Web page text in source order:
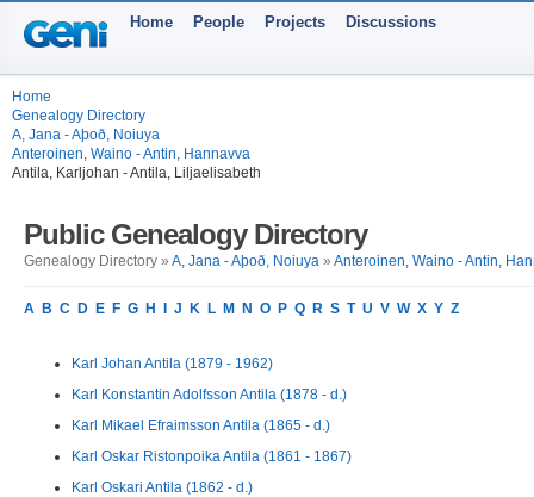
Home People Projects Discussions
Home
Genealogy Directory
A, Jana - Aþoð, Noiuya
Anteroinen, Waino - Antin, Hannavva
Antila, Karljohan - Antila, Liljaelisabeth
Public Genealogy Directory
Genealogy Directory » A, Jana - Aþoð, Noiuya » Anteroinen, Waino - Antin,
A B C D E F G H J K L M N O P Q R S T U V W X Y Z
Karl Johan Antila (1879 - 1962)
Karl Konstantin Adolfsson Antila (1878 - d.)
Karl Mikael Efraimsson Antila (1865 - d.)
Karl Oskar Ristonpoika Antila (1861 - 1867)
Karl Oskari Antila (1862 - d.)